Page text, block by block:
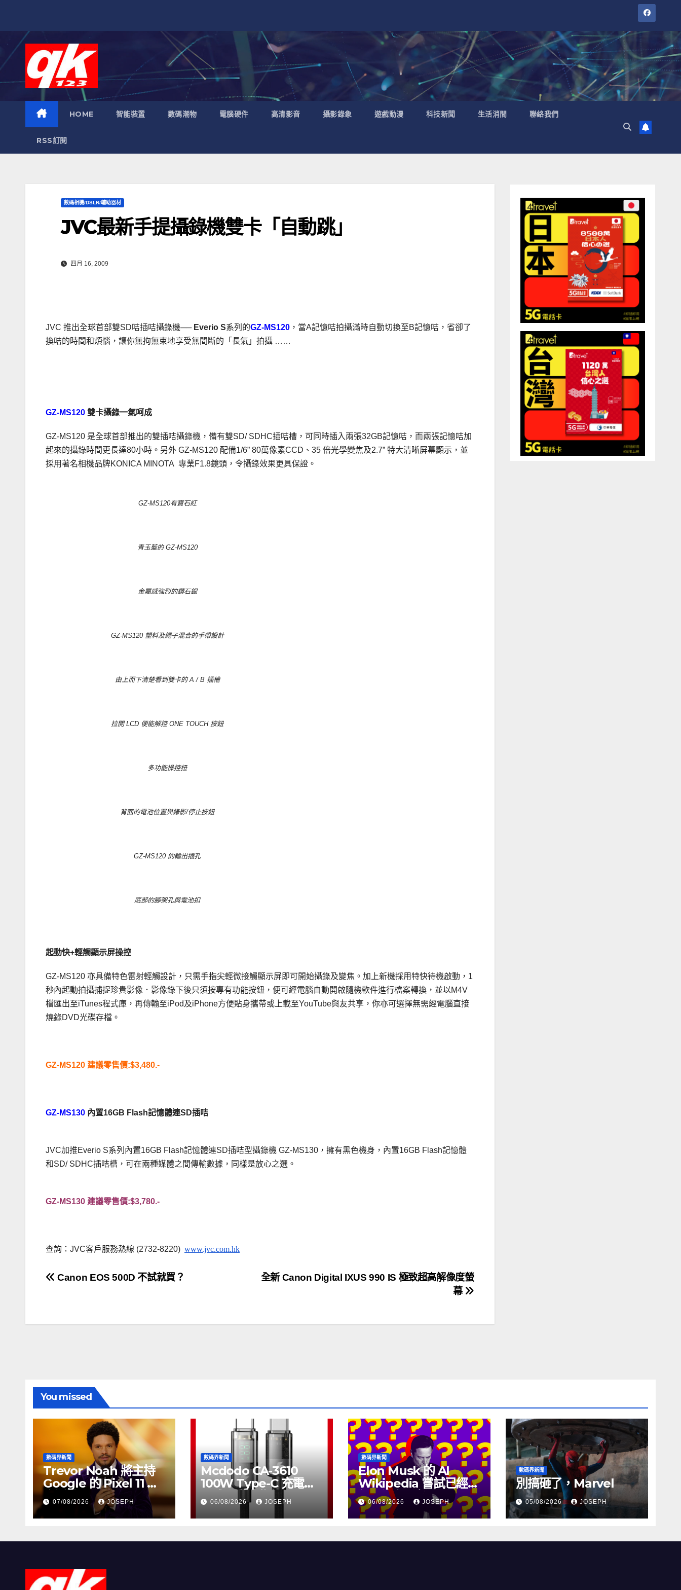
HOME 智能裝置 數碼潮物 電腦硬件 高清影音 攝影錄象 遊戲動漫 科技新聞 生活消閒 聯絡我們
RSS訂閱
數碼相機/DSLR/輔助器材
JVC最新手提攝錄機雙卡「自動跳」
四月 16, 2009
JVC 推出全球首部雙SD咭插咭攝錄機──Everio S系列的GZ-MS120 ，當A記憶咭拍攝滿時自動切換至B記憶咭，省卻了
換咭的時間和煩惱，讓你無拘無束地享受無間斷的「長氣」拍攝 ……
GZ-MS120 雙卡攝錄一氣呵成
GZ-MS120 是全球首部推出的雙插咭攝錄機，備有雙SD/ SDHC插咭槽，可同時插入兩張32GB記憶咭，而兩張記憶咭加
起來的攝錄時間更長達80小時。另外 GZ-MS120 配備1/6” 80萬像素CCD、35 倍光學變焦及2.7” 特大清晰屏幕顯示，並
採用著名相機品牌KONICA MINOTA 專業F1.8鏡頭，令攝錄效果更具保證。
GZ-MS120有寶石紅
青玉藍的 GZ-MS120
金屬感強烈的鑽石銀
GZ-MS120 塑料及繩子混合的手帶設計
由上而下清楚看到雙卡的 A / B 插槽
拉開 LCD 便能解控 ONE TOUCH 按鈕
多功能操控扭
背面的電池位置與錄影/停止按鈕
GZ-MS120 的輸出插孔
底部的腳架孔與電池扣
起動快+輕觸顯示屏操控
GZ-MS120 亦具備特色雷射輕觸設計，只需手指尖輕微接觸顯示屏即可開始攝錄及變焦。加上新機採用特快待機啟動，1
秒內起動拍攝捕捉珍貴影像．影像錄下後只須按專有功能按鈕，便可經電腦自動開啟隨機軟件進行檔案轉換，並以M4V
檔匯出至iTunes程式庫，再傳輸至iPod及iPhone方便貼身攜帶或上載至YouTube與友共享，你亦可選擇無需經電腦直接
燒錄DVD光碟存檔。
GZ-MS120 建議零售價:$3,480.-
GZ-MS130 內置16GB Flash記憶體連SD插咭
JVC加推Everio S系列內置16GB Flash記憶體連SD插咭型攝錄機 GZ-MS130，擁有黑色機身，內置16GB Flash記憶體
和SD/ SDHC插咭槽，可在兩種媒體之間傳輸數據，同樣是放心之選。
GZ-MS130 建議零售價:$3,780.-
查詢：JVC客戶服務熱線 (2732-8220) www.jvc.com.hk
文
導
全新 Canon Digital IXUS 990 IS 極致超高解像度螢
幕
Canon EOS 500D 不試就買？
You missed
數碼界新聞
Trevor Noah 將主持
Google 的 Pixel 11 推
介活動
07/08/2026 JOSEPH
數碼界新聞
Mcdodo CA-3610
100W Type-C 充電線
正式上市，售價
HK$115
06/08/2026 JOSEPH
數碼界新聞
Elon Musk 的 AI
Wikipedia 嘗試已經幾
個月沒有更新了
06/08/2026 JOSEPH
數碼界新聞
別搞砸了，Marvel
05/08/2026 JOSEPH